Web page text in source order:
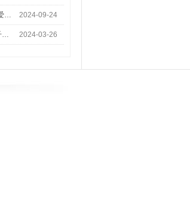
… 2024-09-24
… 2024-03-26